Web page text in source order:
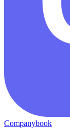
Companybook